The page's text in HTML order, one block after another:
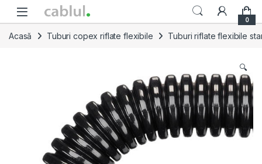
Skip to navigation
Skip to content
0
Acasă Tuburi copex riflate flexibile Tuburi riflate flexibile
🔍